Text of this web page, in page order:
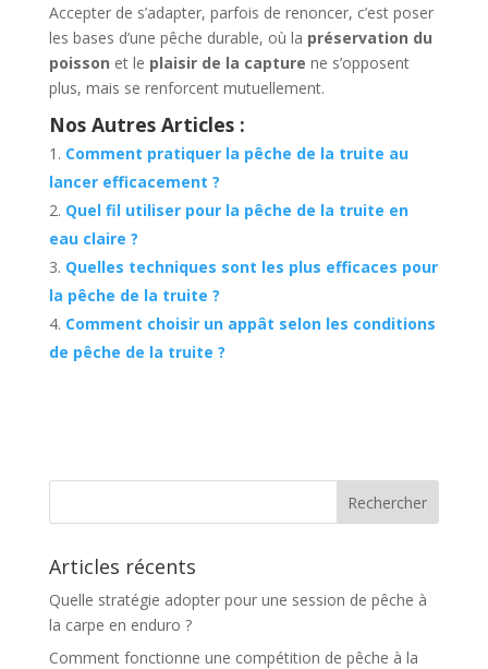
Accepter de s’adapter, parfois de renoncer, c’est poser
les bases d’une pêche durable, où la préservation du
poisson et le plaisir de la capture ne s’opposent
plus, mais se renforcent mutuellement.
Nos Autres Articles :
Comment pratiquer la pêche de la truite au
lancer efficacement ?
Quel fil utiliser pour la pêche de la truite en
eau claire ?
Quelles techniques sont les plus efficaces pour
la pêche de la truite ?
Comment choisir un appât selon les conditions
de pêche de la truite ?
Articles récents
Quelle stratégie adopter pour une session de pêche à
la carpe en enduro ?
Comment fonctionne une compétition de pêche à la